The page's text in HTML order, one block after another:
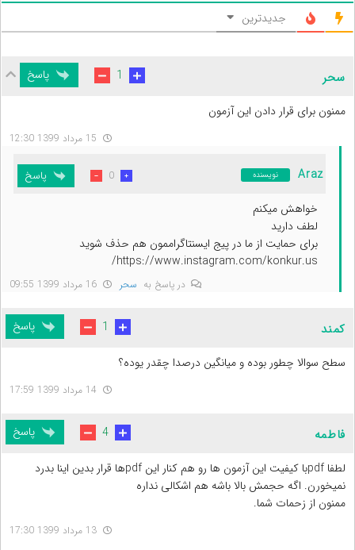
جدیدترین
سحر
ممنون برای قرار دادن این آزمون
1 پاسخ
Araz نویسنده
در پاسخ به سحر
خواهش میکنم
لطف دارید
برای حمایت از ما در پیج ایسنتاگراممون هم حذف شوید
https://www.instagram.com/konkur.us/
0 پاسخ
کمند
سطح سوالا چطور بوده و میانگین درصدا چقدر یوده؟
1 پاسخ
فاطمه
لطفا pdfبا کیفیت این آزمون ها رو هم کنار این pdfها قرار بدین اینا بدرد
نمیخورن. اگه حجمش بالا باشه هم اشکالی نداره
ممنون از زحمات شما.
4 پاسخ